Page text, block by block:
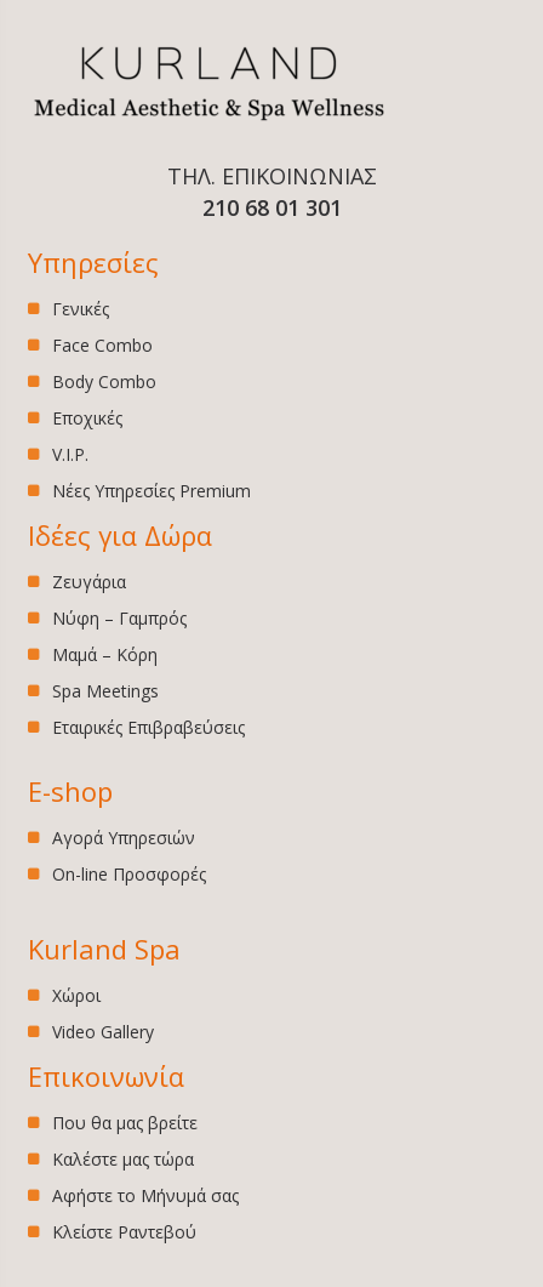
ΤΗΛ. ΕΠΙΚΟΙΝΩΝΙΑΣ
210 68 01 301
Υπηρεσίες
Γενικές
Face Combo
Body Combo
Εποχικές
V.I.P.
Νέες Υπηρεσίες Premium
Ιδέες για Δώρα
Ζευγάρια
Νύφη – Γαμπρός
Μαμά – Κόρη
Spa Meetings
Εταιρικές Επιβραβεύσεις
E-shop
Αγορά Υπηρεσιών
On-line Προσφορές
Kurland Spa
Χώροι
Video Gallery
Επικοινωνία
Που θα μας βρείτε
Καλέστε μας τώρα
Αφήστε το Μήνυμά σας
Κλείστε Ραντεβού